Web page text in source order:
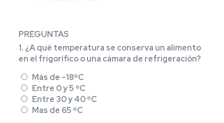
PREGUNTAS
1. ¿A qué temperatura se conserva un alimento
en el frigorífico o una cámara de refrigeración?
Más de –18ºC
Entre 0 y 5 ºC
Entre 30 y 40 ºC
Mas de 65 ºC